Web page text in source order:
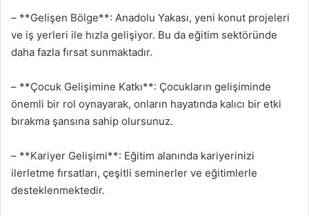
– **Gelişen Bölge**: Anadolu Yakası, yeni konut projeleri
ve iş yerleri ile hızla gelişiyor. Bu da eğitim sektöründe
daha fazla fırsat sunmaktadır.
– **Çocuk Gelişimine Katkı**: Çocukların gelişiminde
önemli bir rol oynayarak, onların hayatında kalıcı bir etki
bırakma şansına sahip olursunuz.
– **Kariyer Gelişimi**: Eğitim alanında kariyerinizi
ilerletme fırsatları, çeşitli seminerler ve eğitimlerle
desteklenmektedir.